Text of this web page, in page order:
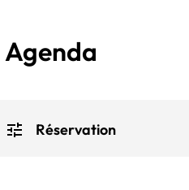
Agenda
tune Réservation